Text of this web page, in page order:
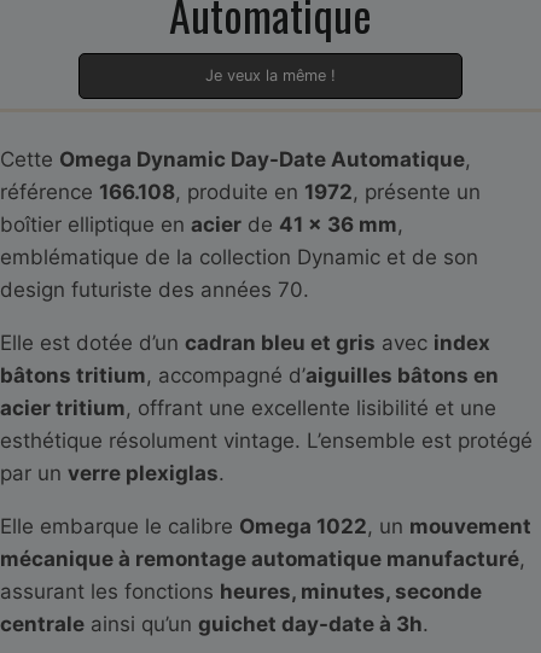
Automatique
Je veux la même !
Cette Omega Dynamic Day-Date Automatique,
référence 166.108, produite en 1972, présente un
boîtier elliptique en acier de 41 x 36 mm,
emblématique de la collection Dynamic et de son
design futuriste des années 70.
Elle est dotée d’un cadran bleu et gris avec index
bâtons tritium, accompagné d’aiguilles bâtons en
acier tritium, offrant une excellente lisibilité et une
esthétique résolument vintage. L’ensemble est protégé
par un verre plexiglas.
Elle embarque le calibre Omega 1022, un mouvement
mécanique à remontage automatique manufacturé,
assurant les fonctions heures, minutes, seconde
centrale ainsi qu’un guichet day-date à 3h.